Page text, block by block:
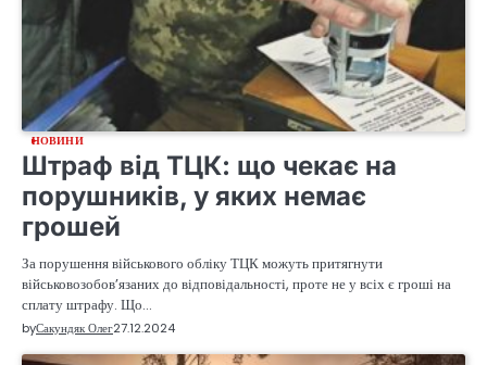
НОВИНИ
Штраф від ТЦК: що чекає на
порушників, у яких немає
грошей
За порушення військового обліку ТЦК можуть притягнути
військовозобов’язаних до відповідальності, проте не у всіх є гроші на
сплату штрафу. Що…
byСакундяк Олег27.12.2024